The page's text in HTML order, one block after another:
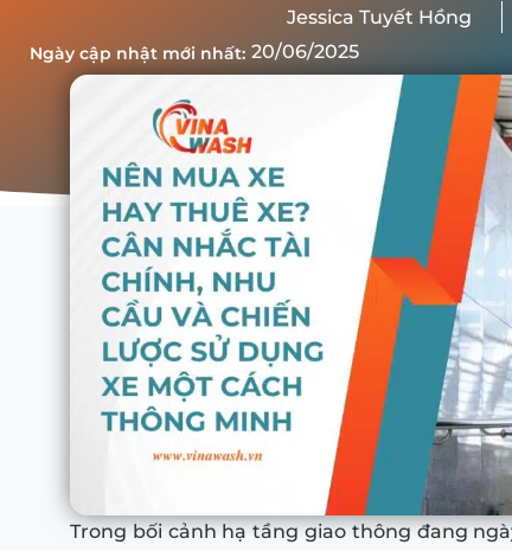
Jessica Tuyết Hồng
Ngày cập nhật mới nhất: 20/06/2025
Trong bối cảnh hạ tầng giao thông đang